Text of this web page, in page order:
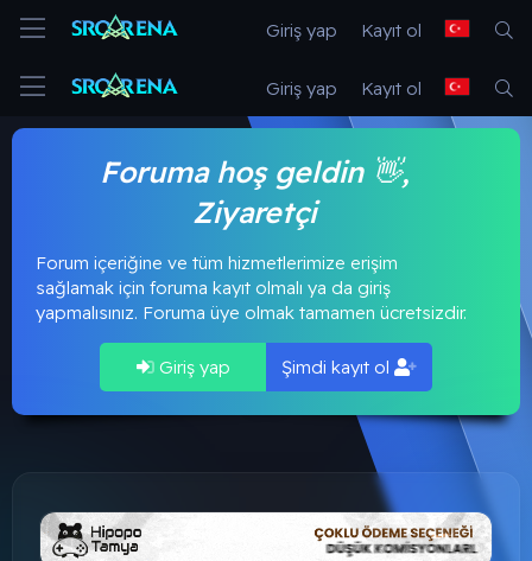
Giriş yap Kayıt ol
Giriş yap Kayıt ol
Foruma hoş geldin 👋,
Ziyaretçi
Forum içeriğine ve tüm hizmetlerimize erişim
sağlamak için foruma kayıt olmalı ya da giriş
yapmalısınız. Foruma üye olmak tamamen ücretsizdir.
Giriş yap Şimdi kayıt ol